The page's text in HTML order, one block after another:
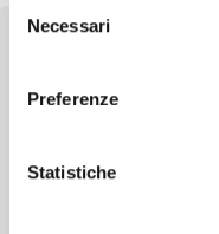
desideri accettare e
delNecessari
Preferenze
Statistiche
Scopri un servizio